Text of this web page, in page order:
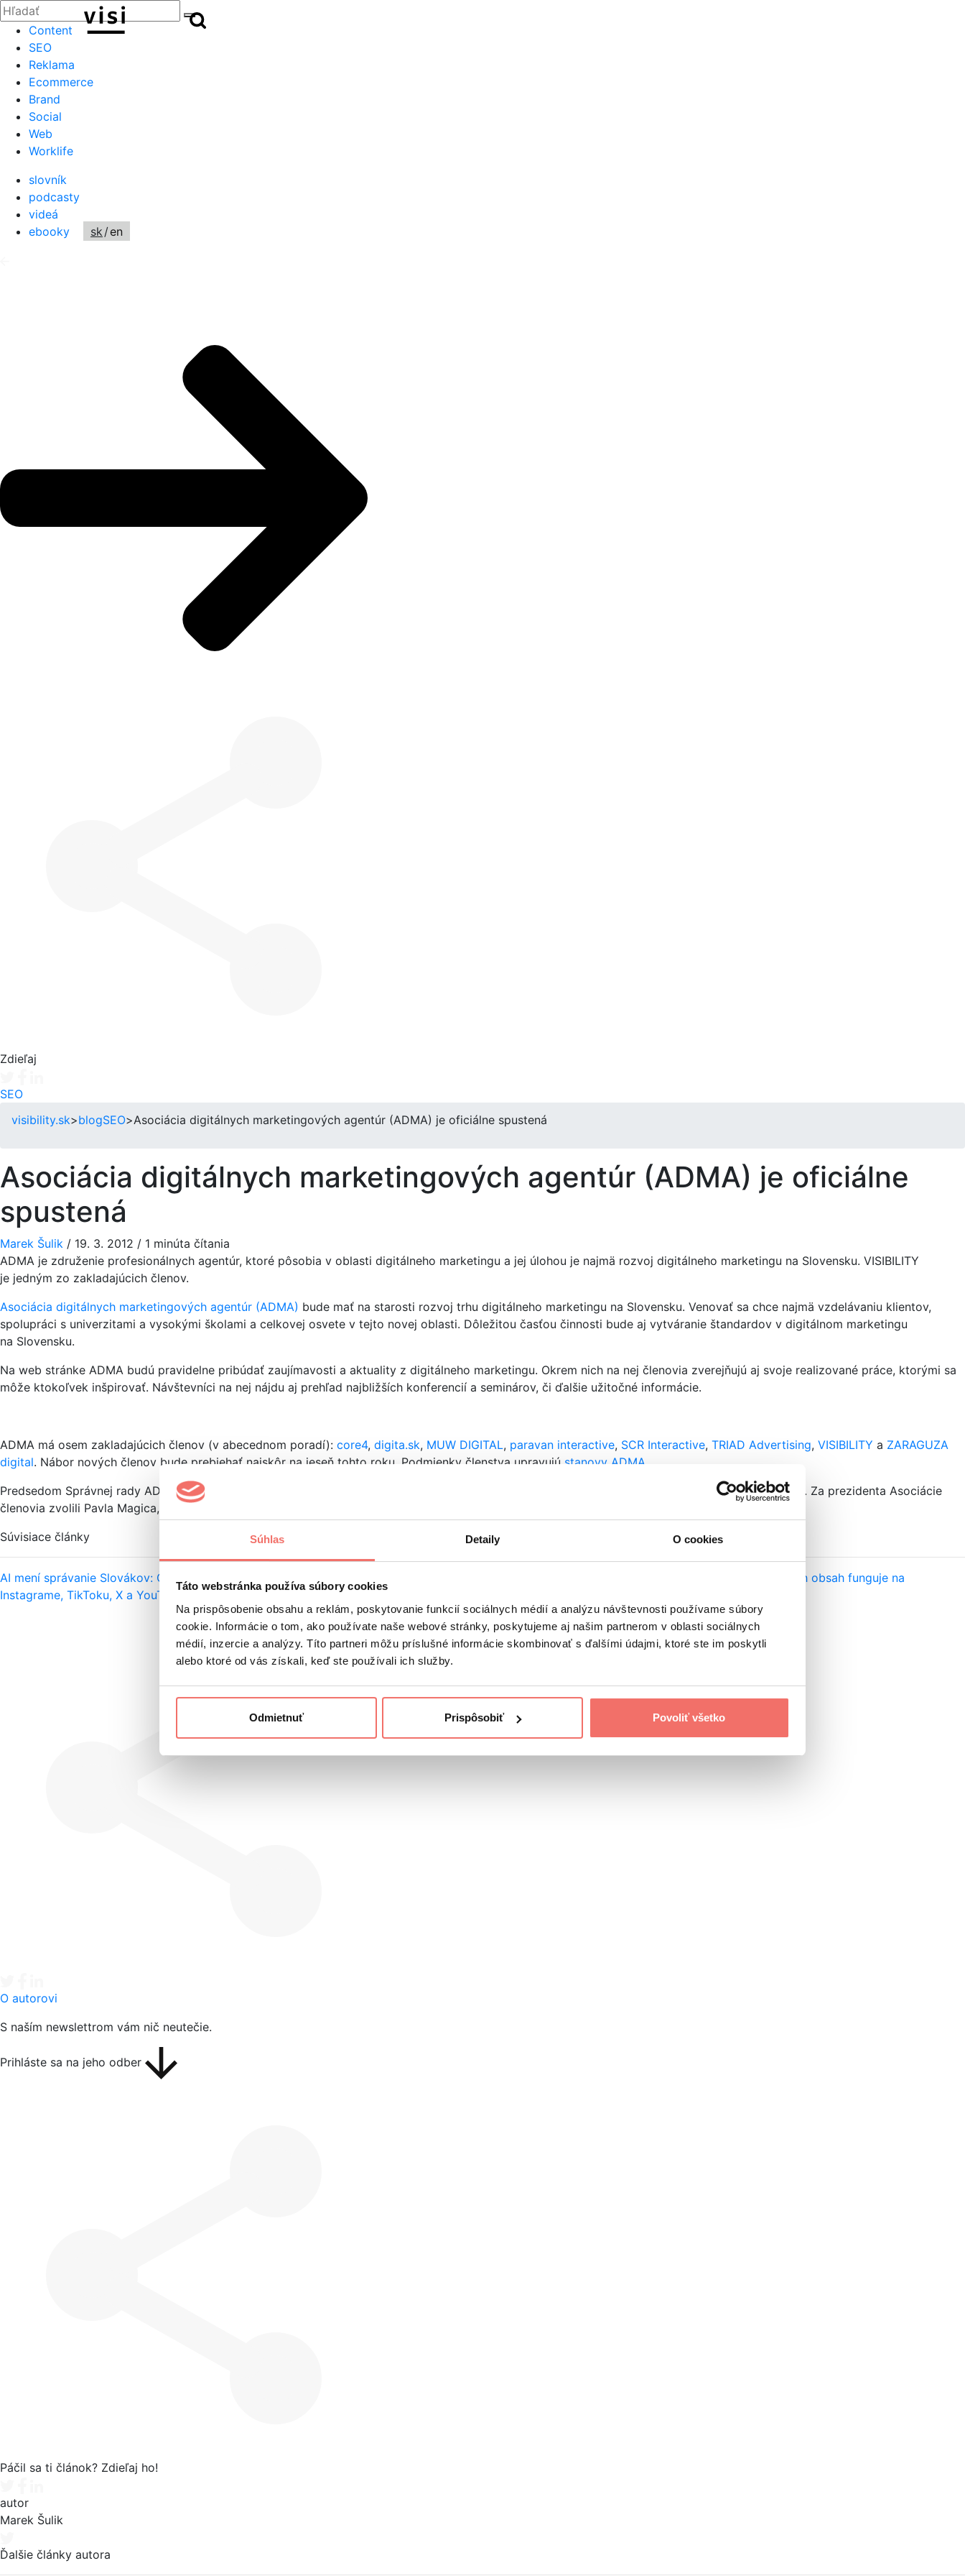
Súhlas Detaily O cookies
Táto webstránka používa súbory cookies
Na prispôsobenie obsahu a reklám, poskytovanie funkcií sociálnych médií a analýzu návštevnosti používame súbory
cookie. Informácie o tom, ako používate naše webové stránky, poskytujeme aj našim partnerom v oblasti sociálnych
médií, inzercie a analýzy. Títo partneri môžu príslušné informácie skombinovať s ďalšími údajmi, ktoré ste im poskytli
alebo ktoré od vás získali, keď ste používali ich služby.
Odmietnuť Prispôsobiť Povoliť všetko
Zatvoriť
Hľadať:
Hľadať
Content
SEO
Reklama
Ecommerce
Brand
Social
Web
Worklife
slovník
podcasty
videá
ebooky
sk/en
Zdieľaj
SEO
visibility.sk>blogSEO>Asociácia digitálnych marketingových agentúr (ADMA) je oficiálne spustená
Asociácia digitálnych marketingových agentúr (ADMA) je oficiálne
spustená
Marek Šulik / 19. 3. 2012 / 1 minúta čítania
ADMA je združenie profesionálnych agentúr, ktoré pôsobia v oblasti digitálneho marketingu a jej úlohou je najmä rozvoj digitálneho marketingu na Slovensku. VISIBILITY
je jedným zo zakladajúcich členov.
Asociácia digitálnych marketingových agentúr (ADMA) bude mať na starosti rozvoj trhu digitálneho marketingu na Slovensku. Venovať sa chce najmä vzdelávaniu klientov,
spolupráci s univerzitami a vysokými školami a celkovej osvete v tejto novej oblasti. Dôležitou časťou činnosti bude aj vytváranie štandardov v digitálnom marketingu
na Slovensku.
Na web stránke ADMA budú pravidelne pribúdať zaujímavosti a aktuality z digitálneho marketingu. Okrem nich na nej členovia zverejňujú aj svoje realizované práce, ktorými sa
môže ktokoľvek inšpirovať. Návštevníci na nej nájdu aj prehľad najbližších konferencií a seminárov, či ďalšie užitočné informácie.
ADMA má osem zakladajúcich členov (v abecednom poradí): core4, digita.sk, MUW DIGITAL, paravan interactive, SCR Interactive, TRIAD Advertising, VISIBILITY a ZARAGUZA
digital. Nábor nových členov bude prebiehať najskôr na jeseň tohto roku. Podmienky členstva upravujú stanovy ADMA
Predsedom Správnej rady ADMA je Marek Mrázik z TRIAD Advertising, podpredsedami sú Juraj Sasko z VISIBILITY a Pavol Kubán z SCR Interactive. Za prezidenta Asociácie
členovia zvolili Pavla Magica, ktorý v súčasnosti nepôsobí v žiadnej agentúre a bude tak zabezpečovať nestrannosť ADMA.
Súvisiace články
AI mení správanie Slovákov: Čo ukazujú dáta?
Google ukáže tvorcom, ako ich obsah funguje na
Instagrame, TikToku, X a YouTube
O autorovi
S naším newslettrom vám nič neutečie.
Prihláste sa na jeho odber
Páčil sa ti článok? Zdieľaj ho!
autor
Marek Šulik
Ďalšie články autora